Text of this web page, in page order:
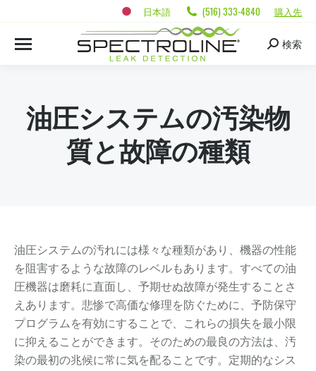
日本語 (516) 333-4840 購入先
検索
油圧システムの汚染物
質と故障の種類
油圧システムの汚れには様々な種類があり、機器の性能
を阻害するような故障のレベルもあります。すべての油
圧機器は磨耗に直面し、予期せぬ故障が発生することさ
えあります。悲惨で高価な修理を防ぐために、予防保守
プログラムを有効にすることで、これらの損失を最小限
に抑えることができます。そのための最良の方法は、汚
染の最初の兆候に常に気を配ることです。定期的なシス